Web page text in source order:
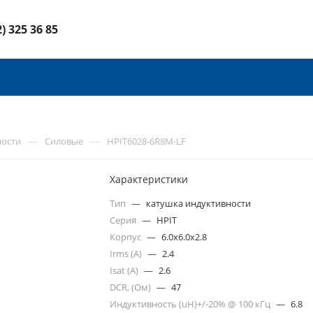
325 36 85
— Силовые — HPIT6028-6R8M-LF
Характеристики
Тип — катушка индуктивности
Серия — HPIT
Корпус — 6.0x6.0x2.8
Irms (A) — 2.4
Isat (A) — 2.6
DCR, (Ом) — 47
Индуктивность (uH)+/-20% @ 100 кГц — 6.8